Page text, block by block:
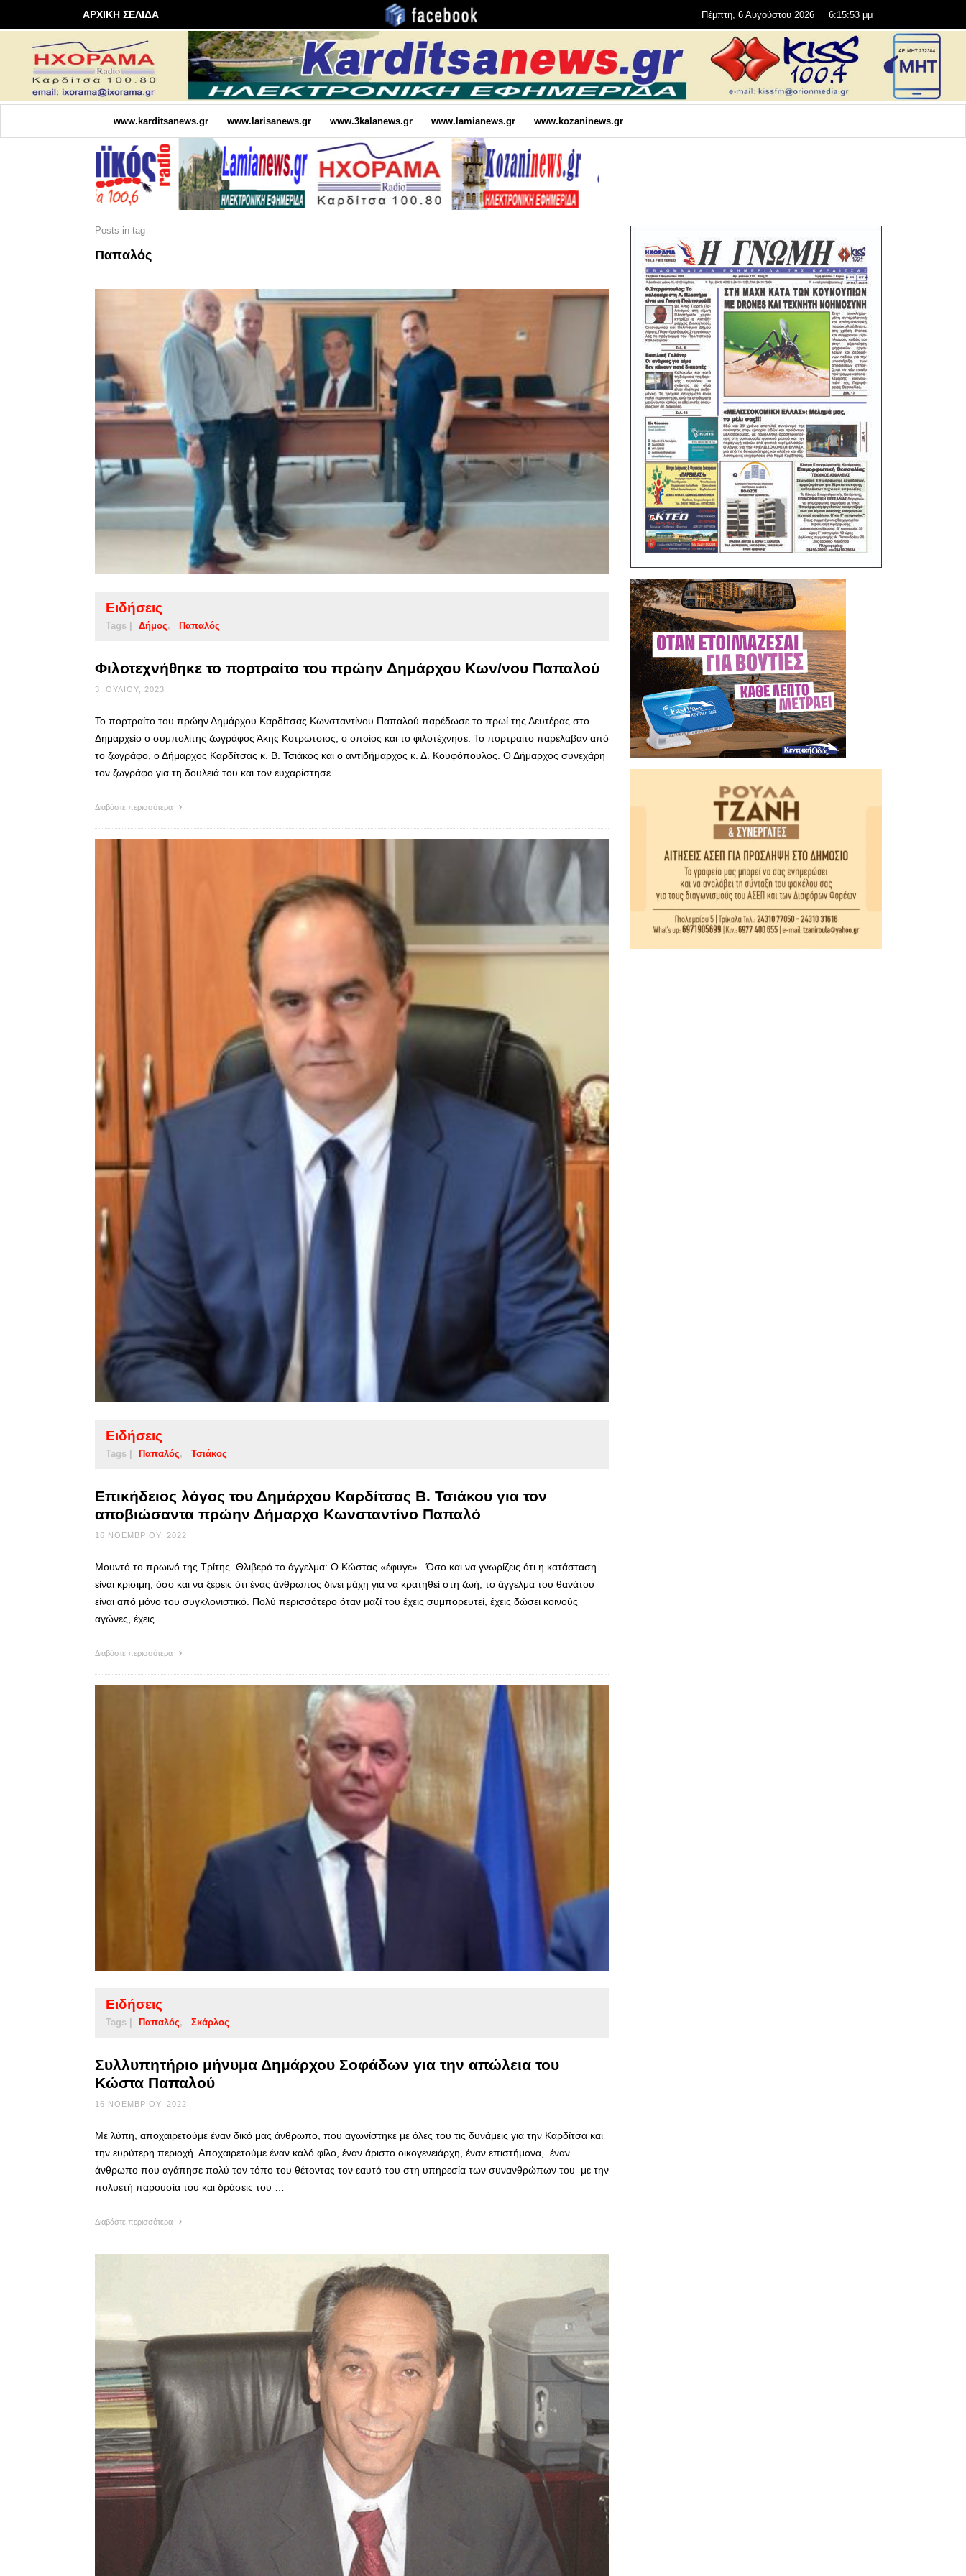
ΑΡΧΙΚΗ ΣΕΛΙΔΑ Πέμπτη, 6 Αυγούστου 2026 6:15:55 μμ
www.karditsanews.gr www.larisanews.gr www.3kalanews.gr www.lamianews.gr www.kozaninews.gr
Posts in tag
Παπαλός
Ειδήσεις
Tags | Δήμος Παπαλός
Φιλοτεχνήθηκε το πορτραίτο του πρώην Δημάρχου Κων/νου Παπαλού
3 ΙΟΥΛΊΟΥ, 2023
Το πορτραίτο του πρώην Δημάρχου Καρδίτσας Κωνσταντίνου Παπαλού παρέδωσε το πρωί της Δευτέρας στο
Δημαρχείο ο συμπολίτης ζωγράφος Άκης Κοτρώτσιος, ο οποίος και το φιλοτέχνησε. Το πορτραίτο παρέλαβαν από
το ζωγράφο, ο Δήμαρχος Καρδίτσας κ. Β. Τσιάκος και ο αντιδήμαρχος κ. Δ. Κουφόπουλος. Ο Δήμαρχος συνεχάρη
τον ζωγράφο για τη δουλειά του και τον ευχαρίστησε …
Διαβάστε περισσότερα
Ειδήσεις
Tags | Παπαλός Τσιάκος
Επικήδειος λόγος του Δημάρχου Καρδίτσας Β. Τσιάκου για τον
αποβιώσαντα πρώην Δήμαρχο Κωνσταντίνο Παπαλό
16 ΝΟΕΜΒΡΊΟΥ, 2022
Μουντό το πρωινό της Τρίτης. Θλιβερό το άγγελμα: Ο Κώστας «έφυγε». Όσο και να γνωρίζεις ότι η κατάσταση
είναι κρίσιμη, όσο και να ξέρεις ότι ένας άνθρωπος δίνει μάχη για να κρατηθεί στη ζωή, το άγγελμα του θανάτου
είναι από μόνο του συγκλονιστικό. Πολύ περισσότερο όταν μαζί του έχεις συμπορευτεί, έχεις δώσει κοινούς
αγώνες, έχεις …
Διαβάστε περισσότερα
Ειδήσεις
Tags | Παπαλός Σκάρλος
Συλλυπητήριο μήνυμα Δημάρχου Σοφάδων για την απώλεια του
Κώστα Παπαλού
16 ΝΟΕΜΒΡΊΟΥ, 2022
Με λύπη, αποχαιρετούμε έναν δικό μας άνθρωπο, που αγωνίστηκε με όλες του τις δυνάμεις για την Καρδίτσα και
την ευρύτερη περιοχή. Αποχαιρετούμε έναν καλό φίλο, έναν άριστο οικογενειάρχη, έναν επιστήμονα, έναν
άνθρωπο που αγάπησε πολύ τον τόπο του θέτοντας τον εαυτό του στη υπηρεσία των συνανθρώπων του με την
πολυετή παρουσία του και δράσεις του …
Διαβάστε περισσότερα